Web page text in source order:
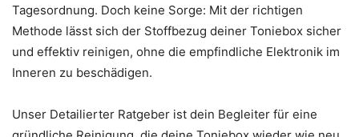
Tagesordnung. Doch keine Sorge: Mit der richtigen
Methode lässt sich der Stoffbezug deiner Toniebox sicher
und effektiv reinigen, ohne die empfindliche Elektronik im
Inneren zu beschädigen.
Unser Detailierter Ratgeber ist dein Begleiter für eine